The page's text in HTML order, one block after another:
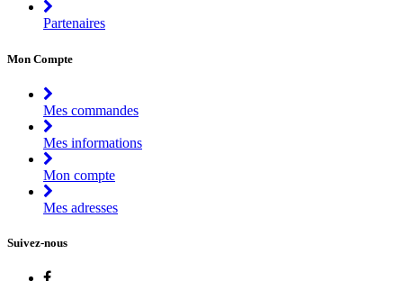
Partenaires
Mon Compte
Mes commandes
Mes informations
Mon compte
Mes adresses
Suivez-nous